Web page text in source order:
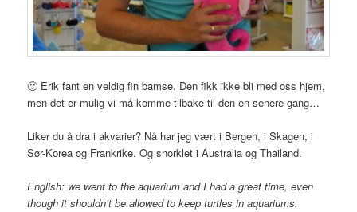
🙂 Erik fant en veldig fin bamse. Den fikk ikke bli med oss hjem,
men det er mulig vi må komme tilbake til den en senere gang…
Liker du å dra i akvarier? Nå har jeg vært i Bergen, i Skagen, i
Sør-Korea og Frankrike. Og snorklet i Australia og Thailand.
English: we went to the aquarium and I had a great time, even
though it shouldn’t be allowed to keep turtles in aquariums.